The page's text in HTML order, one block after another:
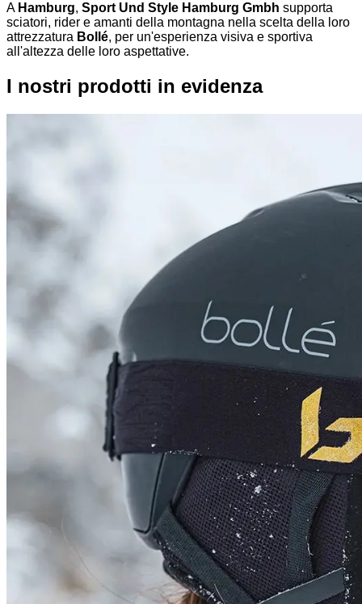
A Hamburg, Sport Und Style Hamburg Gmbh supporta
sciatori, rider e amanti della montagna nella scelta della loro
attrezzatura Bollé, per un'esperienza visiva e sportiva
all'altezza delle loro aspettative.
I nostri prodotti in evidenza